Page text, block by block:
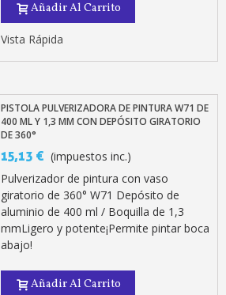
Añadir Al Carrito
Vista Rápida
PISTOLA PULVERIZADORA DE PINTURA W71 DE
400 ML Y 1,3 MM CON DEPÓSITO GIRATORIO
DE 360°
15,13 € (impuestos inc.)
Pulverizador de pintura con vaso
giratorio de 360° W71 Depósito de
aluminio de 400 ml / Boquilla de 1,3
mmLigero y potente¡Permite pintar boca
abajo!
Añadir Al Carrito